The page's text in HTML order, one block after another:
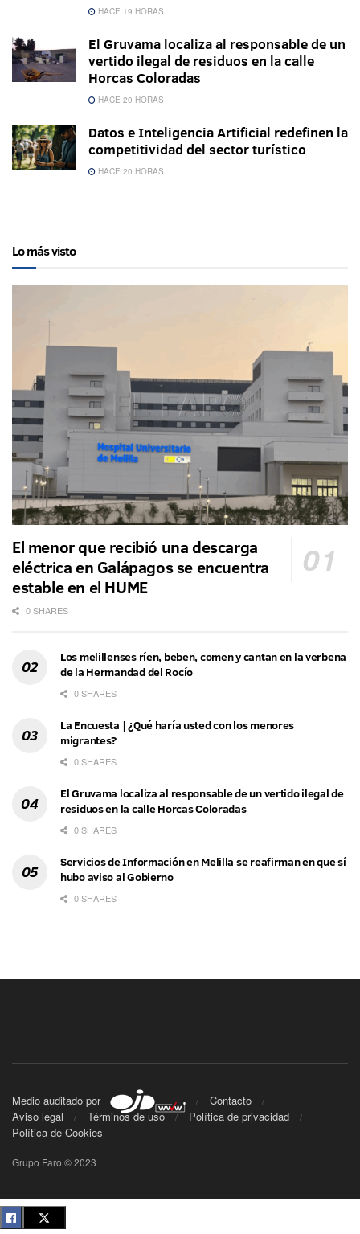
HACE 19 HORAS
El Gruvama localiza al responsable de un
vertido ilegal de residuos en la calle
Horcas Coloradas
HACE 20 HORAS
Datos e Inteligencia Artificial redefinen la
competitividad del sector turístico
HACE 20 HORAS
Lo más visto
El menor que recibió una descarga
eléctrica en Galápagos se encuentra
estable en el HUME
0 SHARES
Los melillenses ríen, beben, comen y cantan en la verbena
de la Hermandad del Rocío
0 SHARES
La Encuesta | ¿Qué haría usted con los menores
migrantes?
0 SHARES
El Gruvama localiza al responsable de un vertido ilegal de
residuos en la calle Horcas Coloradas
0 SHARES
Servicios de Información en Melilla se reafirman en que sí
hubo aviso al Gobierno
0 SHARES
Medio auditado por
Contacto
Aviso legal
Términos de uso
Política de privacidad
Política de Cookies
Grupo Faro © 2023